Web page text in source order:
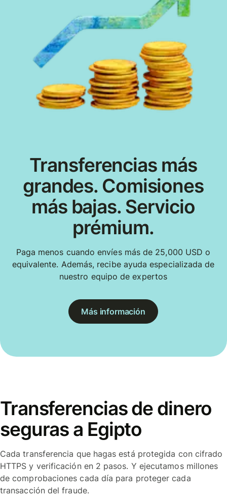
Transferencias más
grandes. Comisiones
más bajas. Servicio
prémium.
Paga menos cuando envíes más de 25,000 USD o
equivalente. Además, recibe ayuda especializada de
nuestro equipo de expertos
Más información
Transferencias de dinero
seguras a Egipto
Cada transferencia que hagas está protegida con cifrado
HTTPS y verificación en 2 pasos. Y ejecutamos millones
de comprobaciones cada día para proteger cada
transacción del fraude.